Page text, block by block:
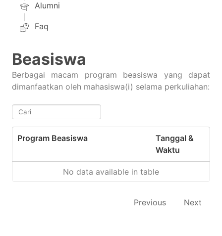
Alumni
Faq
Beasiswa
Berbagai macam program beasiswa yang dapat
dimanfaatkan oleh mahasiswa(i) selama perkuliahan:
Program Beasiswa
Tanggal &
Waktu
No data available in table
Previous Next